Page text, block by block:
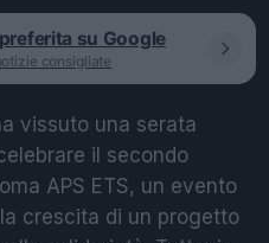
su Google
consigliate
vissuto una serata
il secondo
APS ETS, un evento
crescita di un progetto